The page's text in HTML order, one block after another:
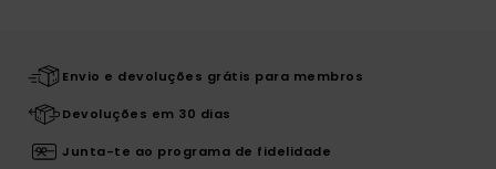
Envio e devoluções grátis para membros
Devoluções em 30 dias
Junta-te ao programa de fidelidade